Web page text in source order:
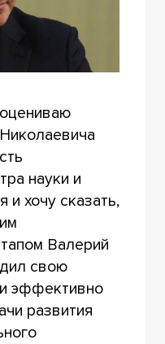
науки и
и хочу сказать,
Валерий
свою
эффективно
развития